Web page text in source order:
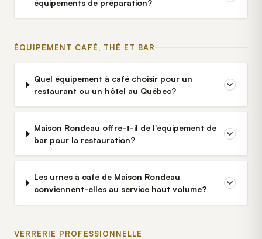
équipements de préparation?
ÉQUIPEMENT CAFÉ, THÉ ET BAR
Quel équipement à café choisir pour un
restaurant ou un hôtel au Québec?
Maison Rondeau offre-t-il de l'équipement de
bar pour la restauration?
Les urnes à café de Maison Rondeau
conviennent-elles au service haut volume?
VERRERIE PROFESSIONNELLE